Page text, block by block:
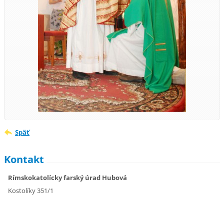
Späť
Kontakt
Rímskokatolícky farský úrad Hubová
Kostolíky 351/1